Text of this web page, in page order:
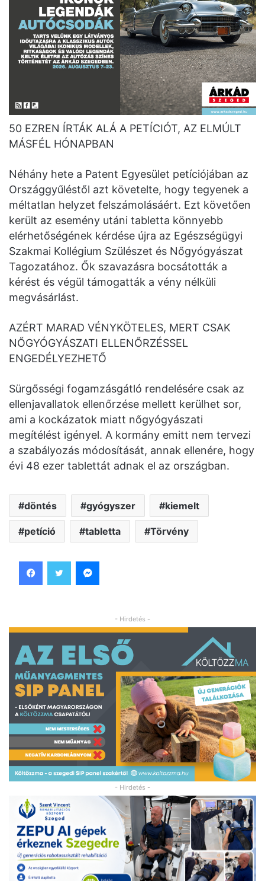
50 EZREN ÍRTÁK ALÁ A PETÍCIÓT, AZ ELMÚLT
MÁSFÉL HÓNAPBAN
Néhány hete a Patent Egyesület petíciójában az
Országgyűléstől azt követelte, hogy tegyenek a
méltatlan helyzet felszámolásáért. Ezt követően
került az esemény utáni tabletta könnyebb
elérhetőségének kérdése újra az Egészségügyi
Szakmai Kollégium Szülészet és Nőgyógyászat
Tagozatához. Ők szavazásra bocsátották a
kérést és végül támogatták a vény nélküli
megvásárlást.
AZÉRT MARAD VÉNYKÖTELES, MERT CSAK
NŐGYÓGYÁSZATI ELLENŐRZÉSSEL
ENGEDÉLYEZHETŐ
Sürgősségi fogamzásgátló rendelésére csak az
ellenjavallatok ellenőrzése mellett kerülhet sor,
ami a kockázatok miatt nőgyógyászati
megítélést igényel. A kormány emitt nem tervezi
a szabályozás módosítását, annak ellenére, hogy
évi 48 ezer tablettát adnak el az országban.
döntés gyógyszer kiemelt
petíció tabletta Törvény
- Hirdetés -
- Hirdetés -